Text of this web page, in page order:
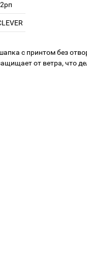
с принтом без
от ветра, что